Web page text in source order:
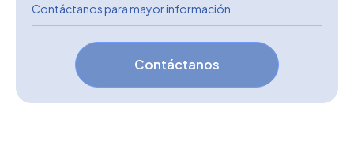
Contáctanos para mayor información
Contáctanos